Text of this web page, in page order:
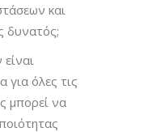
και
δυνατός;
για όλες τις
μπορεί να